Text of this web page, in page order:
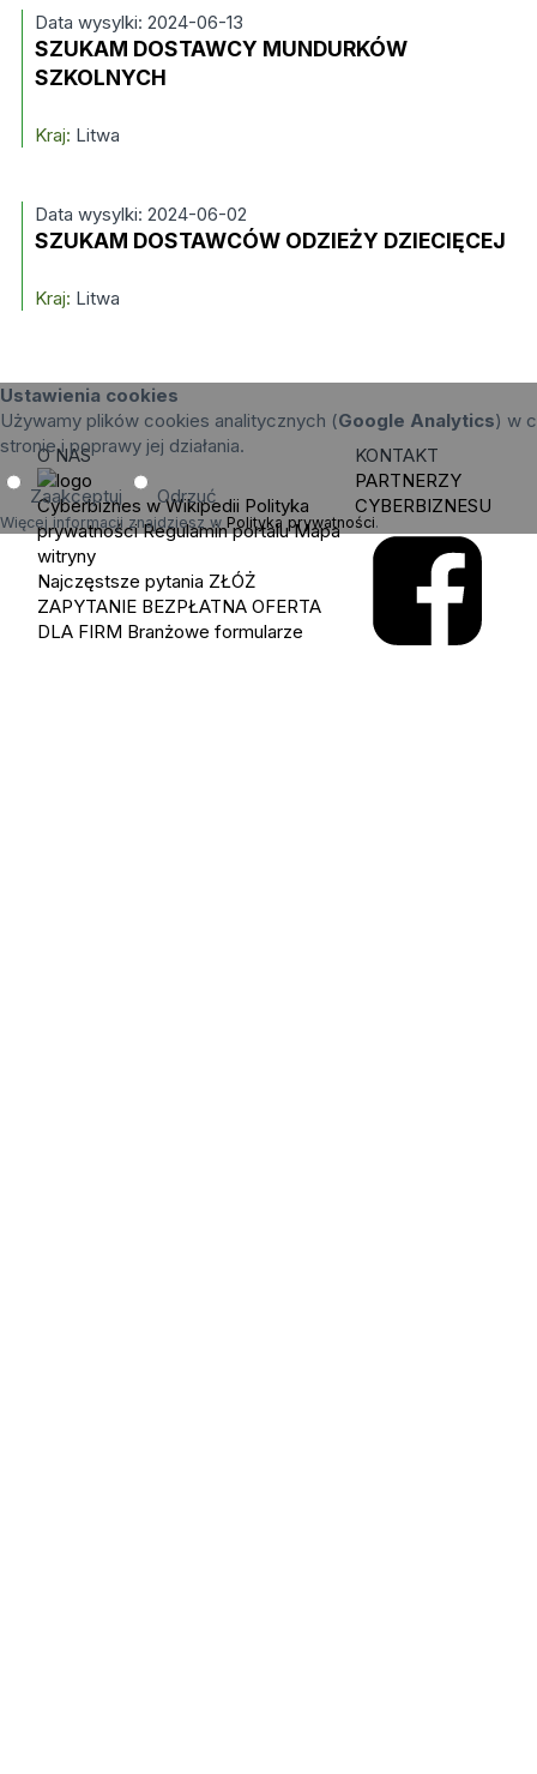
Data wysylki: 2024-06-13
SZUKAM DOSTAWCY MUNDURKÓW
SZKOLNYCH
Kraj: Litwa
Data wysylki: 2024-06-02
SZUKAM DOSTAWCÓW ODZIEŻY DZIECIĘCEJ
Kraj: Litwa
Ustawienia cookies
Używamy plików cookies analitycznych (Google Analytics) w
stronie i poprawy jej działania.
Zaakceptuj Odrzuć
Więcej informacji znajdziesz w Polityka prywatności.
O NAS
Cyberbiznes w Wikipedii Polityka
prywatności Regulamin portalu Mapa
witryny
Najczęstsze pytania ZŁÓŻ
ZAPYTANIE BEZPŁATNA OFERTA
DLA FIRM Branżowe formularze
KONTAKT
PARTNERZY
CYBERBIZNESU